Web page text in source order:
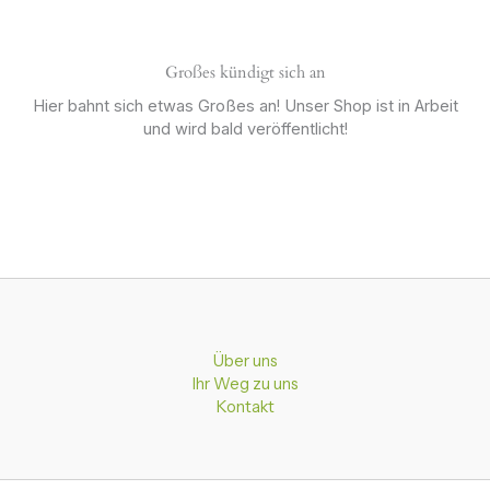
Großes kündigt sich an
Hier bahnt sich etwas Großes an! Unser Shop ist in Arbeit
und wird bald veröffentlicht!
Über uns
Ihr Weg zu uns
Kontakt